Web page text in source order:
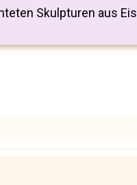
Skulpturen aus Eis